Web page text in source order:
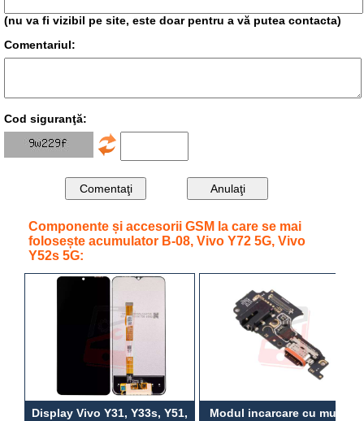
(nu va fi vizibil pe site, este doar pentru a vă putea contacta)
Comentariul:
Cod siguranţă:
Componente și accesorii GSM la care se mai
folosește acumulator B-08, Vivo Y72 5G, Vivo
Y52s 5G:
Display Vivo Y31, Y33s, Y51,
Modul incarcare cu mufa si